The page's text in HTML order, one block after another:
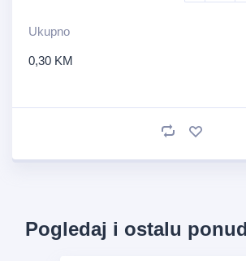
Ukupno
0,30 KM
Pogledaj i ostalu